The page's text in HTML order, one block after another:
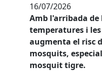
16/07/2026
Amb l'arribada de
temperatures i
augmenta el risc
mosquits,
mosquit tigre.